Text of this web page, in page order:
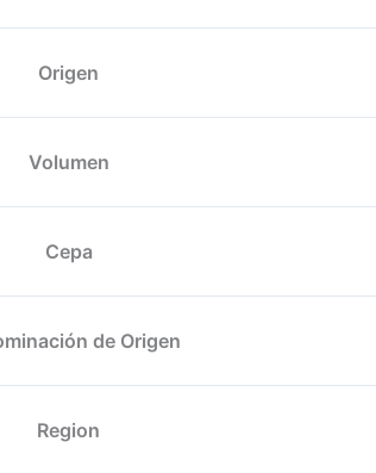
Origen
Volumen
Cepa
de Origen
Region